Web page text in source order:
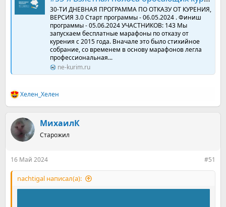
30-ТИ ДНЕВНАЯ ПРОГРАММА ПО ОТКАЗУ ОТ КУРЕНИЯ,
ВЕРСИЯ 3.0 Старт программы - 06.05.2024 . Финиш
программы - 05.06.2024 УЧАСТНИКОВ: 143 Мы
запускаем бесплатные марафоны по отказу от
курения с 2015 года. Вначале это было стихийное
собрание, со временем в основу марафонов легла
профессиональная...
ne-kurim.ru
Р
е
к
ц
и
Хелен_Хелен
МихаилК
Старожил
16 Май 2024 #51
nachtigal написал(а):